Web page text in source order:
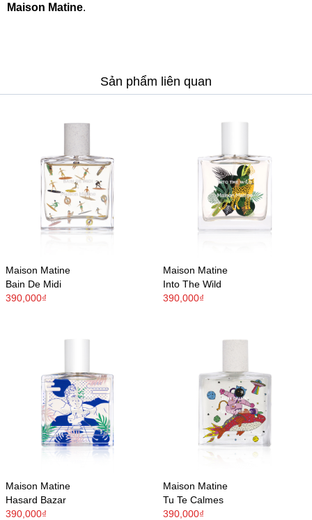
Maison Matine.
Sản phẩm liên quan
Maison Matine
Bain De Midi
390,000₫
Maison Matine
Into The Wild
390,000₫
Maison Matine
Hasard Bazar
390,000₫
Maison Matine
Tu Te Calmes
390,000₫